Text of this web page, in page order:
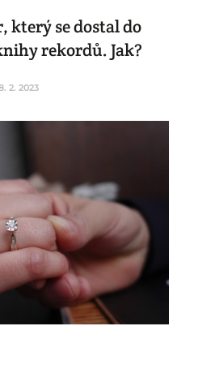
který se dostal do
rekordů. Jak?
2. 2023